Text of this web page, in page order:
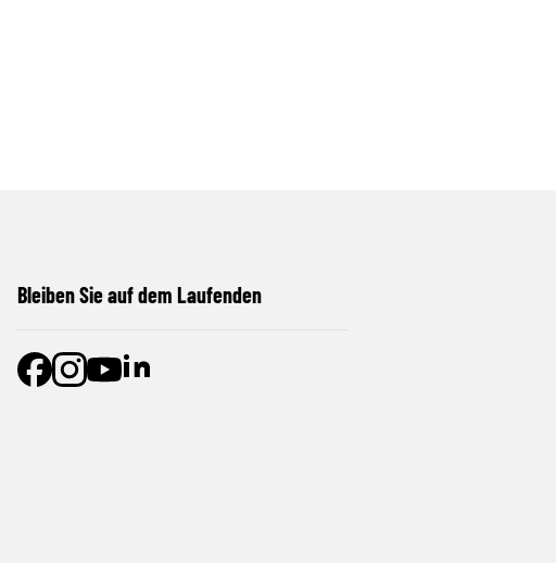
Bleiben Sie auf dem Laufenden